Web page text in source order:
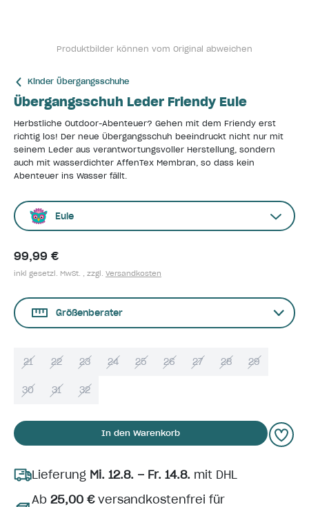
Produktbilder können vom Original abweichen
Kinder Übergangsschuhe
Übergangsschuh Leder Friendy Eule
Herbstliche Outdoor-Abenteuer? Gehen mit dem Friendy erst
richtig los! Der neue Übergangsschuh beeindruckt nicht nur mit
seinem Leder aus verantwortungsvoller Herstellung, sondern
auch mit wasserdichter AffenTex Membran, so dass kein
Abenteuer ins Wasser fällt.
Eule
99,99 €
inkl gesetzl. MwSt. , zzgl. Versandkosten
Größenberater
21 22 23 24 25 26 27 28 29
30 31 32
In den Warenkorb
Lieferung Mi. 12.8. – Fr. 14.8. mit DHL
Ab 25,00 €versandkostenfrei für